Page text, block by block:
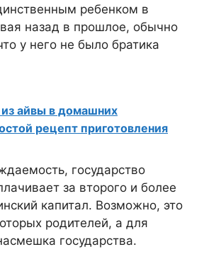
ребенком в
назад в прошлое, обычно
у него не было братика
айвы в домашних
рецепт приготовления
государство
за второго и более
капитал. Возможно, это
родителей, а для
государства.